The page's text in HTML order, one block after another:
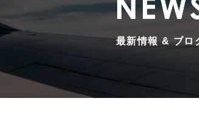
最新情報 & ブロ